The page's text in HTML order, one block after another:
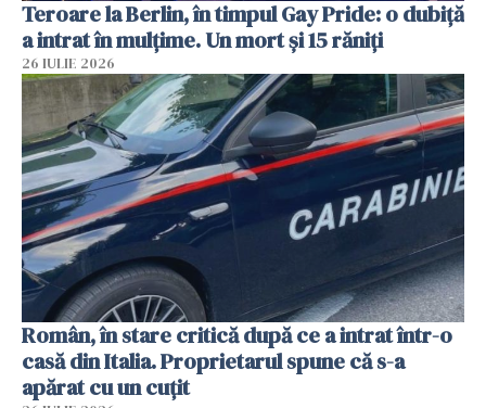
Teroare la Berlin, în timpul Gay Pride: o dubiță
a intrat în mulțime. Un mort și 15 răniți
26 IULIE 2026
Român, în stare critică după ce a intrat într-o
casă din Italia. Proprietarul spune că s-a
apărat cu un cuțit